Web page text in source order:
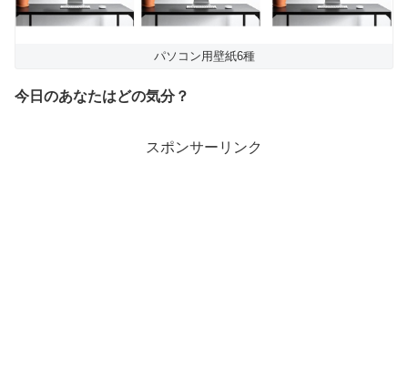
パソコン用壁紙6種
今日のあなたはどの気分？
スポンサーリンク